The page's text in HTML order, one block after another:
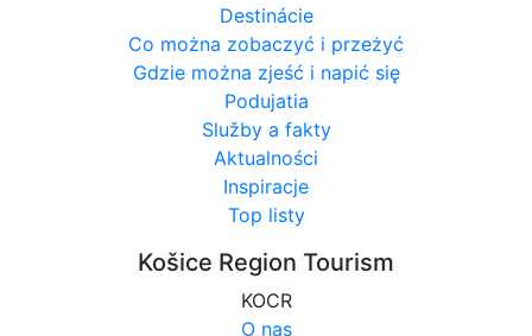
Destinácie
Co można zobaczyć i przeżyć
Gdzie można zjeść i napić się
Podujatia
Služby a fakty
Aktualności
Inspiracje
Top listy
Košice Region Tourism
KOCR
O nas